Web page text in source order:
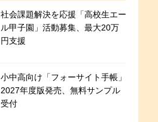
社会課題解決を応援「高校生エー
ル甲子園」活動募集、最大20万
円支援
小中高向け「フォーサイト手帳」
2027年度版発売、無料サンプル
受付